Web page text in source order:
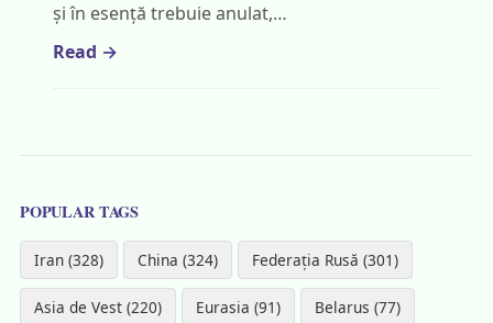
și în esență trebuie anulat,…
Read →
POPULAR TAGS
Iran (328) China (324) Federația Rusă (301)
Asia de Vest (220) Eurasia (91) Belarus (77)